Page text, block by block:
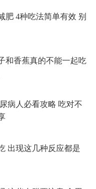
肥 4种吃法简单有效 别
和香蕉真的不能一起吃
病人必看攻略 吃对不
出现这几种反应都是